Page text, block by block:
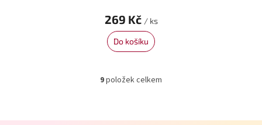
269 Kč / ks
Do košíku
O
á
9položek celkem